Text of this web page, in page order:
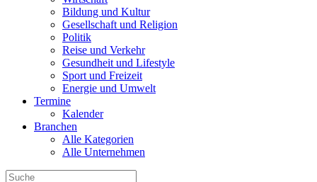
Bildung und Kultur
Gesellschaft und Religion
Politik
Reise und Verkehr
Gesundheit und Lifestyle
Sport und Freizeit
Energie und Umwelt
Termine
Kalender
Branchen
Alle Kategorien
Alle Unternehmen